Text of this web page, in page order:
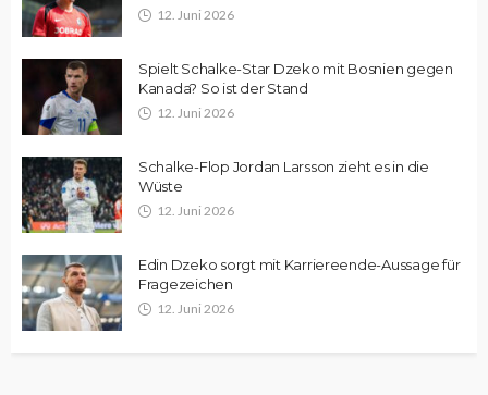
12. Juni 2026
Spielt Schalke-Star Dzeko mit Bosnien gegen
Kanada? So ist der Stand
12. Juni 2026
Schalke-Flop Jordan Larsson zieht es in die
Wüste
12. Juni 2026
Edin Dzeko sorgt mit Karriereende-Aussage für
Fragezeichen
12. Juni 2026